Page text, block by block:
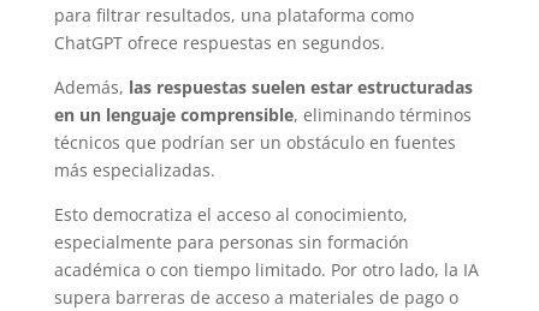
para filtrar resultados, una plataforma como
ChatGPT ofrece respuestas en segundos.
Además, las respuestas suelen estar estructuradas
en un lenguaje comprensible, eliminando términos
técnicos que podrían ser un obstáculo en fuentes
más especializadas.
Esto democratiza el acceso al conocimiento,
especialmente para personas sin formación
académica o con tiempo limitado. Por otro lado, la IA
supera barreras de acceso a materiales de pago o